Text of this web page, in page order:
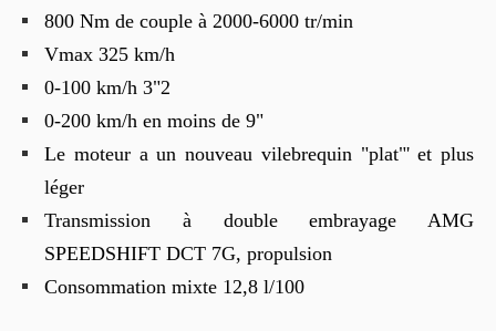
800 Nm de couple à 2000-6000 tr/min
Vmax 325 km/h
0-100 km/h 3"2
0-200 km/h en moins de 9"
Le moteur a un nouveau vilebrequin "plat"' et plus
léger
Transmission à double embrayage AMG
SPEEDSHIFT DCT 7G, propulsion
Consommation mixte 12,8 l/100